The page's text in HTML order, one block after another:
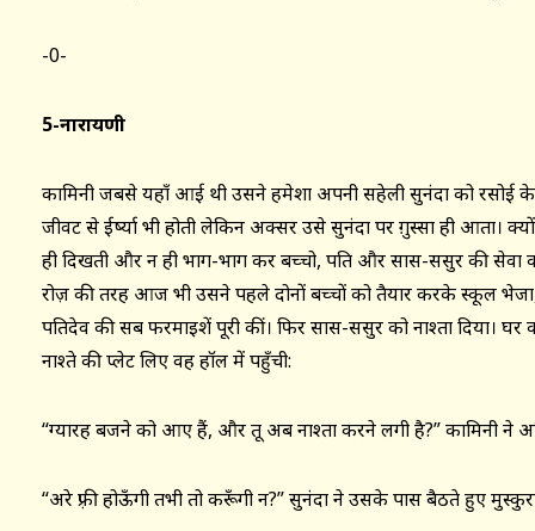
-0-
5-नारायणी
कामिनी जबसे यहाँ आई थी उसने हमेशा अपनी सहेली सुनंदा को रसोई
जीवट से ईर्ष्या भी होती लेकिन अक्सर उसे सुनंदा पर ग़ुस्सा ही आता।
ही दिखती और न ही भाग-भाग कर बच्चो, पति और सास-ससुर की सेवा
रोज़ की तरह आज भी उसने पहले दोनों बच्चों को तैयार करके स्कूल
पतिदेव की सब फरमाइशें पूरी कीं। फिर सास-ससुर को नाश्ता दिया।
नाश्ते की प्लेट लिए वह हॉल में पहुँची:
“ग्यारह बजने को आए हैं, और तू अब नाश्ता करने लगी है?” कामिनी ने
“अरे फ़्री होऊँगी तभी तो करूँगी न?” सुनंदा ने उसके पास बैठते हुए